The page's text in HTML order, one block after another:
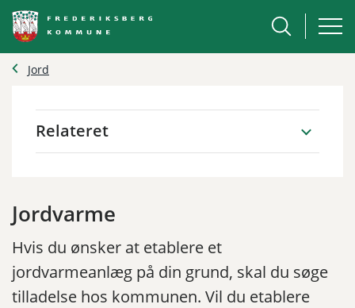
Jord
Relateret
Jordvarme
Hvis du ønsker at etablere et
jordvarmeanlæg på din grund, skal du søge
tilladelse hos kommunen. Vil du etablere